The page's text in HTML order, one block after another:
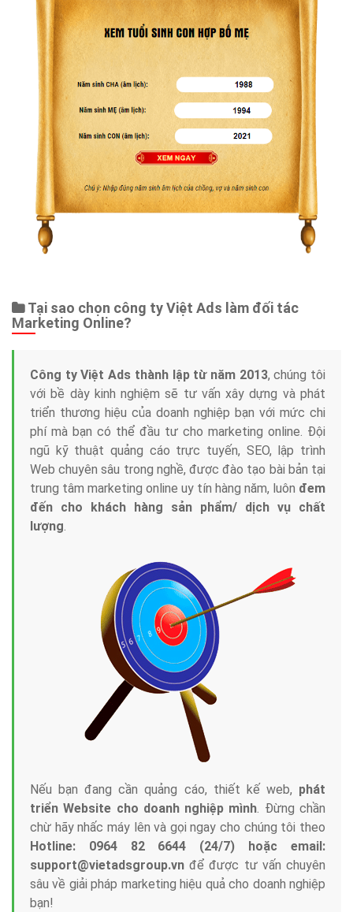
Tại sao chọn công ty Việt Ads làm đối tác
Marketing Online?
Công ty Việt Ads thành lập từ năm 2013, chúng tôi
với bề dày kinh nghiệm sẽ tư vấn xây dựng và phát
triển thương hiệu của doanh nghiệp bạn với mức chi
phí mà bạn có thể đầu tư cho marketing online. Đội
ngũ kỹ thuật quảng cáo trực tuyến, SEO, lập trình
Web chuyên sâu trong nghề, được đào tạo bài bản tại
trung tâm marketing online uy tín hàng năm, luôn đem
đến cho khách hàng sản phẩm/ dịch vụ chất
lượng.
Nếu bạn đang cần quảng cáo, thiết kế web, phát
triển Website cho doanh nghiệp mình. Đừng chần
chừ hãy nhấc máy lên và gọi ngay cho chúng tôi theo
Hotline: 0964 82 6644 (24/7) hoặc email:
support@vietadsgroup.vn để được tư vấn chuyên
sâu về giải pháp marketing hiệu quả cho doanh nghiệp
bạn!